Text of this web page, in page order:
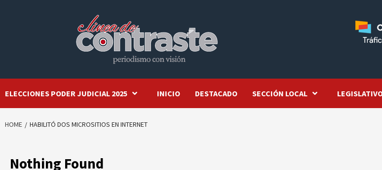
ELECCIONES PODER JUDICIAL 2025 INICIO DESTACADO SECCIÓN LOCAL
HOME HABILITÓ DOS MICROSITIOS EN INTERNET
Nothing Found